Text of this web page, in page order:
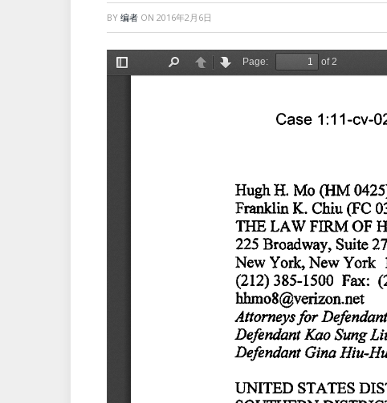
BY 编者 ON 2016年2月6日